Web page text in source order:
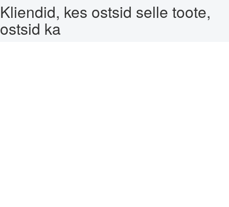
Kliendid, kes ostsid selle toote,
ostsid ka